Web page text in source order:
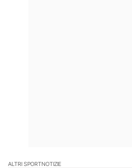
ALTRI SPORTNOTIZIE